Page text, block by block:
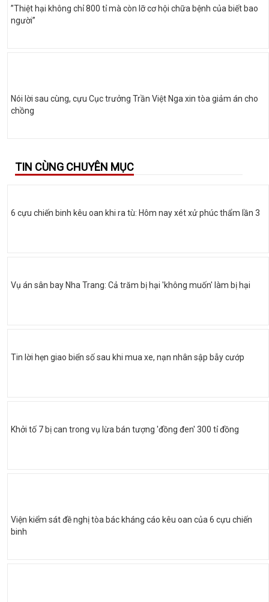
”Thiệt hại không chỉ 800 tỉ mà còn lỡ cơ hội chữa bệnh của biết bao
người”
Nói lời sau cùng, cựu Cục trưởng Trần Việt Nga xin tòa giảm án cho
chồng
TIN CÙNG CHUYÊN MỤC
6 cựu chiến binh kêu oan khi ra tù: Hôm nay xét xử phúc thẩm lần 3
Vụ án sân bay Nha Trang: Cả trăm bị hại 'không muốn' làm bị hại
Tin lời hẹn giao biển số sau khi mua xe, nạn nhân sập bẫy cướp
Khởi tố 7 bị can trong vụ lừa bán tượng 'đồng đen' 300 tỉ đồng
Viện kiểm sát đề nghị tòa bác kháng cáo kêu oan của 6 cựu chiến
binh